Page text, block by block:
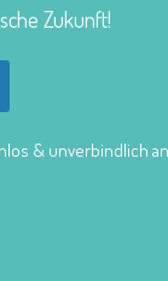
Zukunft!
& unverbindlich